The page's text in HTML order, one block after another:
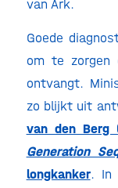
van Ark.
Goede
om te zorgen
ontvangt.
zo blijkt uit
van den Berg
Generation
longkanker. In